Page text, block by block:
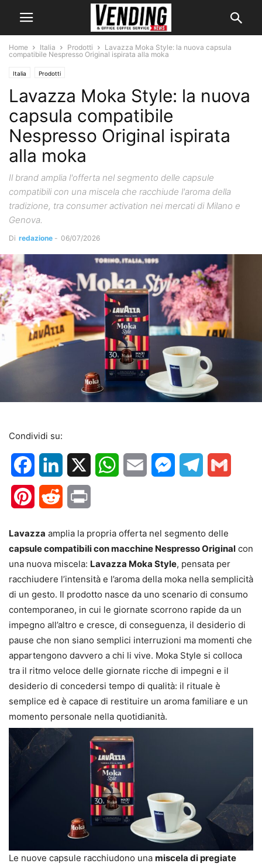
Home Italia Prodotti
Lavazza Moka Style: la nuova capsula
compatibile Nespresso Original ispirata alla moka
Italia Prodotti
Lavazza Moka Style: la nuova
capsula compatibile
Nespresso Original ispirata
alla moka
Il brand amplia l'offerta nel segmento delle capsule
compatibili con una miscela che racchiude l'aroma della
tradizione, tra consumer activation nei mercati di Milano e
Genova.
Di redazione - 06/07/2026
Condividi su:
FacebookLinkedIn WhatsApp
Email MessengerTelegram
PinterestReddit
Lavazza amplia la propria offerta nel segmento delle
capsule compatibili con macchine Nespresso Original con
una nuova miscela: Lavazza Moka Style, pensata per
racchiudere l’intensità e l’aroma della moka nella semplicità
di un gesto. Il prodotto nasce da uno scenario di consumo
contemporaneo, in cui le giornate scorrono rapide da un
impegno all’altro e cresce, di conseguenza, il desiderio di
pause che non siano semplici interruzioni ma momenti che
appartengono davvero a chi li vive. Moka Style si colloca
tra il ritmo veloce delle giornate ricche di impegni e il
desiderio di concedersi tempo di qualità: il rituale è
semplice ed è capace di restituire un aroma familiare e un
momento personale nella quotidianità.
Le nuove capsule racchiudono una miscela di pregiate